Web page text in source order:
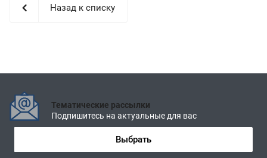
Назад к списку
Тематические рассылки
Подпишитесь на актуальные для вас
Выбрать